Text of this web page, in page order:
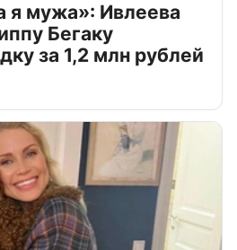
я мужа»: Ивлеева
Бегаку
за 1,2 млн рублей